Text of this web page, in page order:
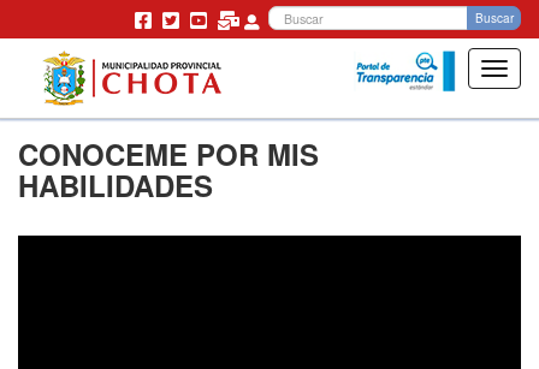
Pasar
contenido
principal
Buscar
CONOCEME POR MIS
HABILIDADES